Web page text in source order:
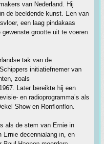
van Nederland. Hij
de beeldende kunst. Een van
een laag pindakaas
grootte uit te voeren
tak van de
initiatiefnemer van
zoals
Later bereikte hij een
en radioprogramma’s als
Show en Ronflonflon.
als de stem van Ernie in
decennialang in, en